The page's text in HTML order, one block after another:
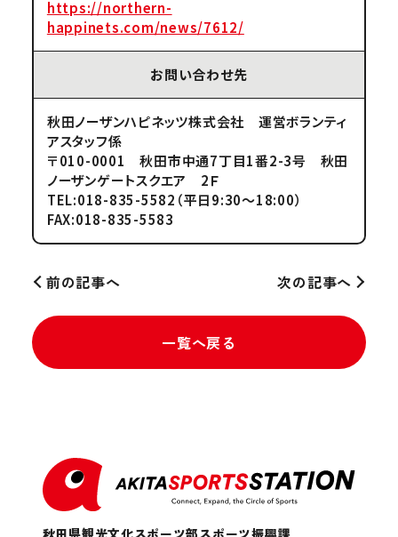
https://northern-
happinets.com/news/7612/
お問い合わせ先
秋田ノーザンハピネッツ株式会社 運営ボランティ
アスタッフ係
〒010-0001 秋田市中通7丁目1番2-3号 秋田
ノーザンゲートスクエア 2Ｆ
TEL:018-835-5582（平日9:30～18:00）
FAX:018-835-5583
前の記事へ
一覧へ戻る
次の記事へ
秋田県観光文化スポーツ部スポーツ振興課